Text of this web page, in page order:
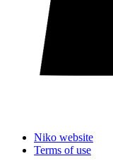
Niko website
Terms of use